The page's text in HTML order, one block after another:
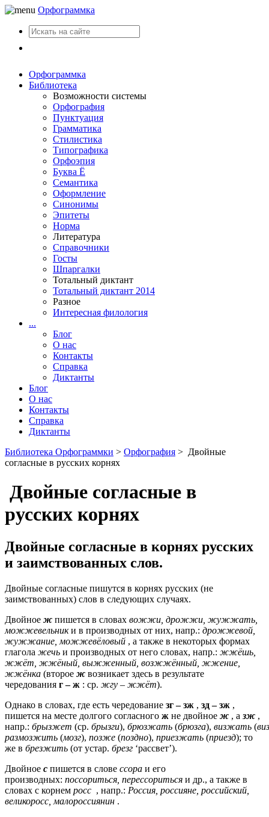
Орфограммка
Орфограммка
Библиотека
Возможности системы
Орфография
Пунктуация
Грамматика
Стилистика
Типографика
Орфоэпия
Буква Ё
Семантика
Оформление
Синонимы
Эпитеты
Норма
Литература
Справочники
Госты
Шпаргалки
Тотальный диктант
Тотальный диктант 2014
Разное
Интересная филология
...
Блог
О нас
Контакты
Справка
Диктанты
Блог
О нас
Контакты
Справка
Диктанты
Библиотека Орфограммки > Орфография > Двойные
согласные в русских корнях
Двойные согласные в
русских корнях
Двойные согласные в корнях русских
и заимствованных слов.
Двойные согласные пишутся в корнях русских (не
заимствованных) слов в следующих случаях.
Двойное ж пишется в словах вожжи, дрожжи, жужжать,
можжевельники в производных от них, напр.: дрожжевой,
жужжание, можжевёловый , а также в некоторых формах
глагола жечь и производных от него словах, напр.: жжёшь,
жжёт, жжёный, выжженный, возжжённый, жжение,
жжёнка (второе ж возникает здесь в результате
чередования г – ж : ср. жгу – жжёт).
Однако в словах, где есть чередование зг – зж , зд – зж ,
пишется на месте долгого согласного ж не двойное ж , а зж ,
напр.: брызжет (ср. брызги), брюзжать (брюзга), визжать (
размозжить (мозг), позже (поздно), приезжать (приезд); то
же в брезжить (от устар. брезг ‘рассвет’).
Двойное с пишется в слове ссора и его
производных: поссориться, перессориться и др., а также в
словах с корнем росс , напр.: Россия, россияне, российский,
великоросс, малороссиянин .